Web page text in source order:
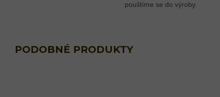
pouštíme se do výroby.